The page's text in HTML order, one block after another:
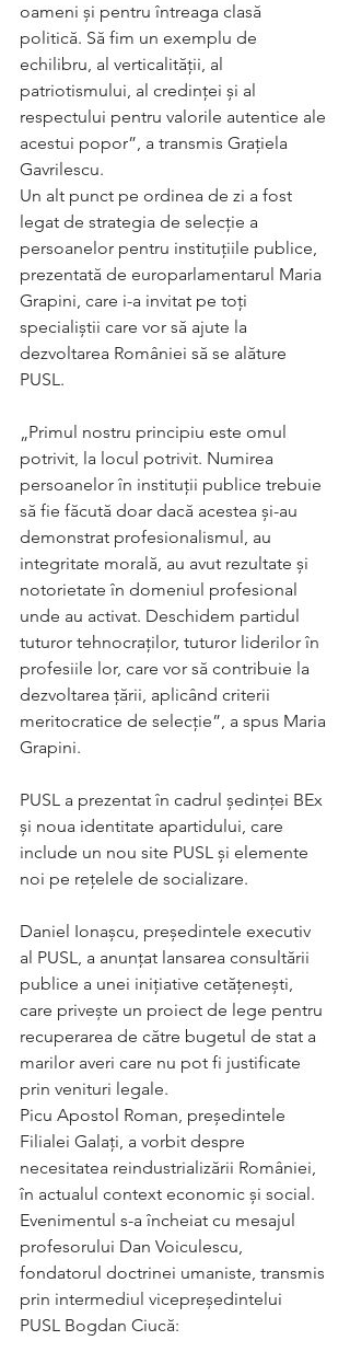
oameni și pentru întreaga clasă
politică. Să fim un exemplu de
echilibru, al verticalității, al
patriotismului, al credinței și al
respectului pentru valorile autentice ale
acestui popor”, a transmis Grațiela
Gavrilescu.
​Un alt punct pe ordinea de zi a fost
legat de strategia de selecție a
persoanelor pentru instituțiile publice,
prezentată de europarlamentarul Maria
Grapini, care i-a invitat pe toți
specialiștii care vor să ajute la
dezvoltarea României să se alăture
PUSL.
„Primul nostru principiu este omul
potrivit, la locul potrivit. Numirea
persoanelor în instituții publice trebuie
să fie făcută doar dacă acestea și-au
demonstrat profesionalismul, au
integritate morală, au avut rezultate și
notorietate în domeniul profesional
unde au activat. Deschidem partidul
tuturor tehnocraților, tuturor liderilor în
profesiile lor, care vor să contribuie la
dezvoltarea țării, aplicând criterii
meritocratice de selecție”, a spus Maria
Grapini.
PUSL a prezentat în cadrul ședinței BEx
și noua identitate apartidului, care
include un nou site PUSL și elemente
noi pe rețelele de socializare.
Daniel Ionașcu, președintele executiv
al PUSL, a anunțat lansarea consultării
publice a unei inițiative cetățenești,
care privește un proiect de lege pentru
recuperarea de către bugetul de stat a
marilor averi care nu pot fi justificate
prin venituri legale.
​Picu Apostol Roman, președintele
Filialei Galați, a vorbit despre
necesitatea reindustrializării României,
în actualul context economic și social.
​Evenimentul s-a încheiat cu mesajul
profesorului Dan Voiculescu,
fondatorul doctrinei umaniste, transmis
prin intermediul vicepreședintelui
PUSL Bogdan Ciucă: